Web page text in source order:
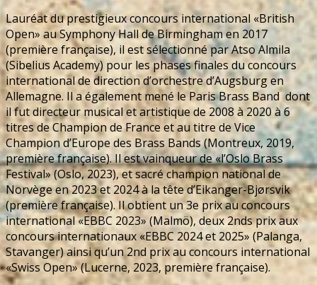
Lauréat du prestigieux concours international «British
Open» au Symphony Hall de Birmingham en 2017
(première française), il est sélectionné par Atso Almila
(Sibelius Academy) pour les phases finales du concours
international de direction d’orchestre d’Augsburg en
Allemagne. Il a également mené le Paris Brass Band dont
il fut directeur musical et artistique de 2008 à 2020 à 6
titres de Champion de France et au titre de Vice
Champion d’Europe des Brass Bands (Montreux, 2019,
première française). Il est vainqueur de «l’Oslo Brass
Festival» (Oslo, 2023), et sacré champion national de
Norvège en 2023 et 2024 à la tête d’Eikanger-Bjørsvik
(première française). Il obtient un 3e prix au concours
international «EBBC 2023» (Malmö), deux 2nds prix aux
concours internationaux «EBBC 2024 et 2025» (Palanga,
Stavanger) ainsi qu’un 2nd prix au concours international
«Swiss Open» (Lucerne, 2023, première française).